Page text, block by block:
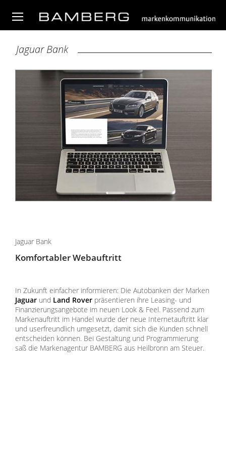
Jaguar Bank
Jaguar Bank
Komfortabler Webauftritt
In Zukunft einfacher informieren: Die Autobanken der Marken
Jaguarund Land Roverpräsentieren ihre Leasing- und
Finanzierungsangebote im neuen Look & Feel. Passend zum
Markenauftritt im Handel wurde der neue Internetauftritt klar
und userfreundlich umgesetzt, damit sich die Kunden schnell
entscheiden können. Bei Gestaltung und Programmierung
saß die Markenagentur BAMBERG aus Heilbronn am Steuer.